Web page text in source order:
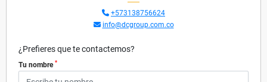
+573138756624
info@dcgroup.com.co
¿Prefieres que te contactemos?
Tu nombre *